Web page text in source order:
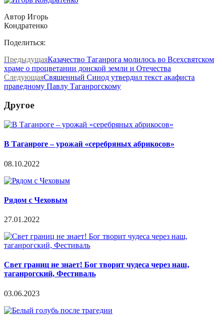
Автор Игорь
Кондратенко
Поделиться:
ПредыдущаяКазачество Таганрога молилось во Всехсвятском
храме о процветании донской земли и Отечества
СледующаяСвященный Синод утвердил текст акафиста
праведному Павлу Таганрогскому
Другое
В Таганроге – урожай «серебряных абрикосов»
08.10.2022
Рядом с Чеховым
27.01.2022
Свет границ не знает! Бог творит чудеса через наш,
таганрогский, Фестиваль
03.06.2023